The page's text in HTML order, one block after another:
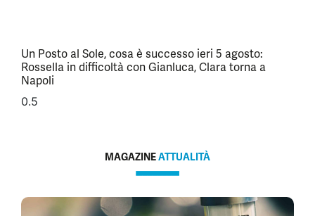
Un Posto al Sole, cosa è successo ieri 5 agosto:
Rossella in difficoltà con Gianluca, Clara torna a
Napoli
MAGAZINEATTUALITÀ